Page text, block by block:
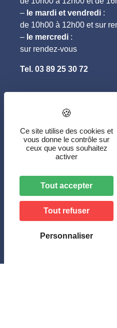
– le mardi et vendredi :
de 10h00 à 12h00 et sur
– le mercredi :
sur rendez-vous
Tel. 03 89 25 30 72
Ce site utilise des cookies et
vous donne le contrôle sur
ceux que vous souhaitez
activer
Tout accepter
Tout refuser
Personnaliser